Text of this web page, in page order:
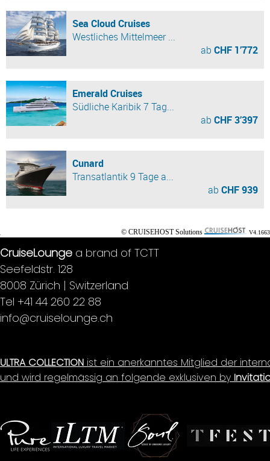
Sea Cloud Cruises
Westliches Mittelmeer ...
ab CHF 1’772
Emerald Cruises
Südliche Karibik 7 Tag...
ab CHF 3’397
Cunard
Transatlantik 9 Tage a...
ab CHF 939
© CRUISEHOST Solutions V4.1663
CruiseLounge a brand of TCTT
Seefeldstr. 128
8008 Zürich | Switzerland
Tel +41 44 260 22 88
info@cruiselounge.ch
ULTRA COLLECTION ist ein anerkanntes Mitglied der
und wird regelmässig an folgende exklusiven by